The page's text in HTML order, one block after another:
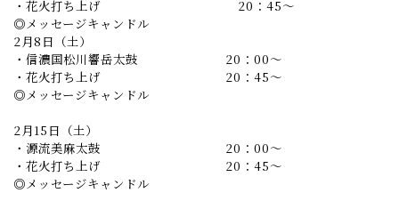
・花火打ち上げ 20：45～
◎メッセージキャンドル
2月8日（土）
・信濃国松川響岳太鼓 20：00～
・花火打ち上げ 20：45～
◎メッセージキャンドル
2月15日（土）
・源流美麻太鼓 20：00～
・花火打ち上げ 20：45～
◎メッセージキャンドル